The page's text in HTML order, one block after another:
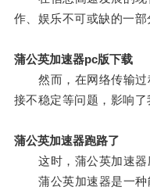
作、娱乐不可或缺的一部
蒲公英加速器pc版下载
然而，在网络传输过
接不稳定等问题，影响了
蒲公英加速器跑路了
这时，蒲公英加速器
蒲公英加速器是一种